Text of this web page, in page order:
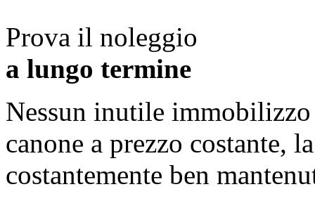
Prova il noleggio
a lungo termine
Nessun inutile immobilizzo
canone a prezzo costante,
costantemente ben